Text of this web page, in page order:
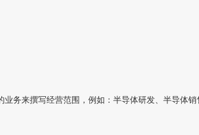
务来撰写经营范围，例如：半导体研发、半导体销